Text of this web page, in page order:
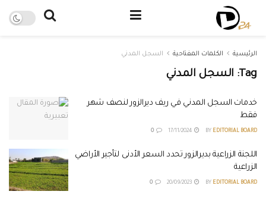
الرئيسية الكلمات المفتاحية السجل المدني
Tag: السجل المدني
خدمات السجل المدني في ريف ديرالزور لنصف شهر
فقط
BY EDITORIAL BOARD
اللجنة الزراعية بديرالزور تحدد السعر الأدنى لتأجير الأراضي
الزراعية
BY EDITORIAL BOARD